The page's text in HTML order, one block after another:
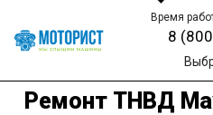
Время
8
Ремонт ТНВД